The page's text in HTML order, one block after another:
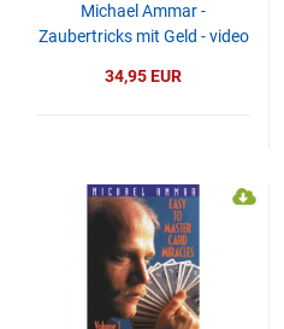
Michael Ammar -
Zaubertricks mit Geld - video
34,95 EUR